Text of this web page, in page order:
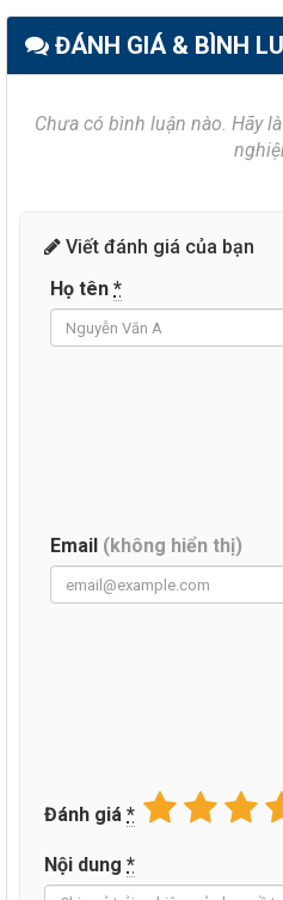
ĐÁNH GIÁ & BÌNH
Chưa có bình luận nào. Hãy
Viết đánh giá của bạn
Họ tên *
Email (không hiển thị)
Đánh giá *
Nội dung *